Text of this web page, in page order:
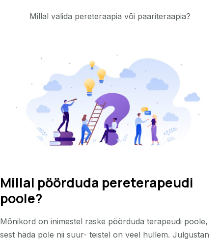
Millal valida pereteraapia või paariteraapia?
Millal pöörduda pereterapeudi
poole?
Mõnikord on inimestel raske pöörduda terapeudi poole,
sest häda pole nii suur- teistel on veel hullem. Julgustan